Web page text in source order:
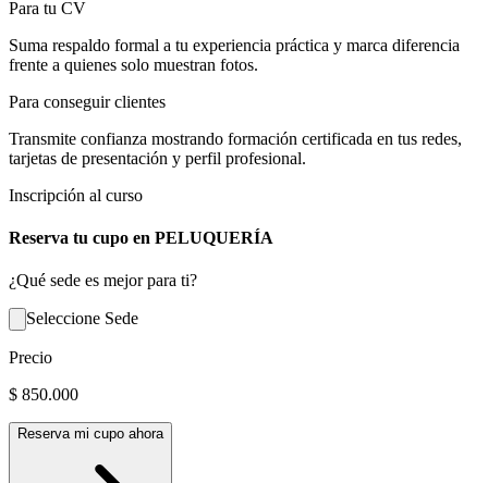
Para tu CV
Suma respaldo formal a tu experiencia práctica y marca diferencia
frente a quienes solo muestran fotos.
Para conseguir clientes
Transmite confianza mostrando formación certificada en tus redes,
tarjetas de presentación y perfil profesional.
Inscripción al curso
Reserva tu cupo en PELUQUERÍA
¿Qué sede es mejor para ti?
Seleccione Sede
Precio
$ 850.000
Reserva mi cupo ahora